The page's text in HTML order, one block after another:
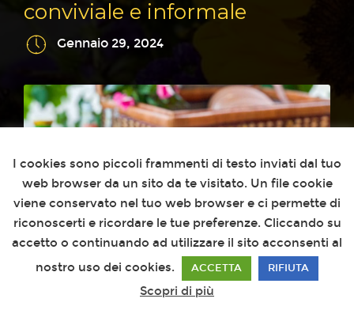
conviviale e informale
Gennaio 29, 2024
I cookies sono piccoli frammenti di testo inviati dal tuo
web browser da un sito da te visitato. Un file cookie
viene conservato nel tuo web browser e ci permette di
riconoscerti e ricordare le tue preferenze. Cliccando su
accetto o continuando ad utilizzare il sito acconsenti al
nostro uso dei cookies.
ACCETTA RIFIUTA
Scopri di più